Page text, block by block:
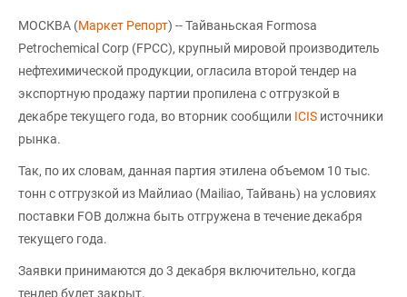
МОСКВА (Маркет Репорт) -- Тайваньская Formosa
Petrochemical Corp (FPCC), крупный мировой производитель
нефтехимической продукции, огласила второй тендер на
экспортную продажу партии пропилена с отгрузкой в
декабре текущего года, во вторник сообщили ICIS источники
рынка.
Так, по их словам, данная партия этилена объемом 10 тыс.
тонн с отгрузкой из Майлиао (Mailiao, Тайвань) на условиях
поставки FOB должна быть отгружена в течение декабря
текущего года.
Заявки принимаются до 3 декабря включительно, когда
тендер будет закрыт.